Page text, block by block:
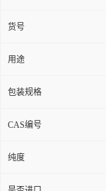
货号
用途
包装规格
CAS编号
纯度